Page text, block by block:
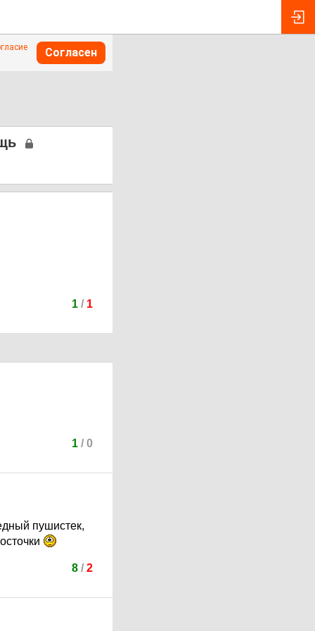
Согласен
1/ 1
1/ 0
пушистек,
8/ 2